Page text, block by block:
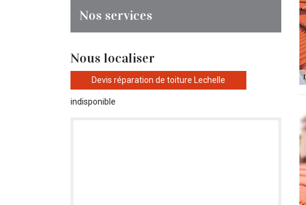
Nos services
Nous localiser
Devis réparation de toiture Lechelle
indisponible